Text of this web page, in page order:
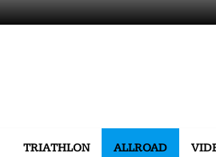
TRIATHLON ALLROAD